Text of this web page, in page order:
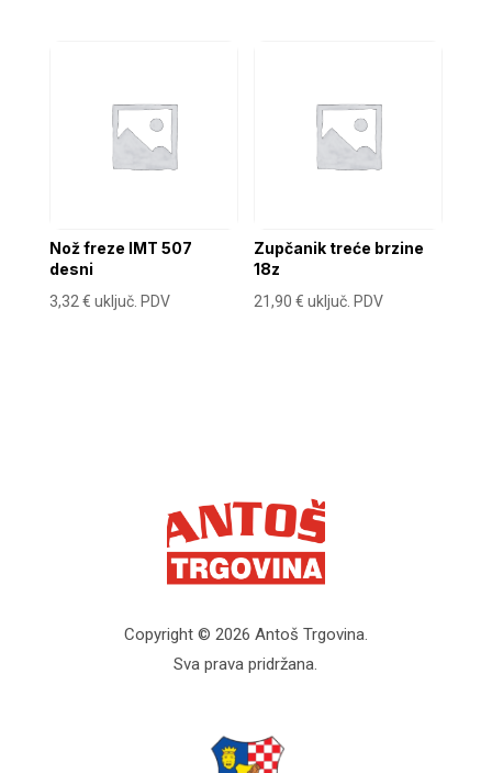
Nož freze IMT 507
desni
3,32 € uključ. PDV
Zupčanik treće brzine
18z
21,90€ uključ. PDV
Copyright © 2026 Antoš Trgovina.
Sva prava pridržana.